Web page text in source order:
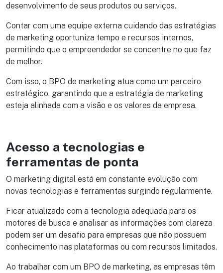
desenvolvimento de seus produtos ou serviços.
Contar com uma equipe externa cuidando das estratégias
de marketing oportuniza tempo e recursos internos,
permitindo que o empreendedor se concentre no que faz
de melhor.
Com isso, o BPO de marketing atua como um parceiro
estratégico, garantindo que a estratégia de marketing
esteja alinhada com a visão e os valores da empresa.
Acesso a tecnologias e
ferramentas de ponta
O marketing digital está em constante evolução com
novas tecnologias e ferramentas surgindo regularmente.
Ficar atualizado com a tecnologia adequada para os
motores de busca e analisar as informações com clareza
podem ser um desafio para empresas que não possuem
conhecimento nas plataformas ou com recursos limitados.
Ao trabalhar com um BPO de marketing, as empresas têm